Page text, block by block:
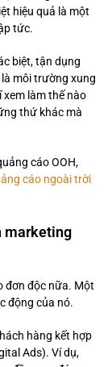
hiệu quả là một
tức.
biệt, tận dụng
môi trường xung
làm thế nào
thứ khác mà
cáo OOH,
cáo ngoài trời
marketing
đơn độc nữa. Một
động của nó.
hàng kết hợp
Ads). Ví dụ,